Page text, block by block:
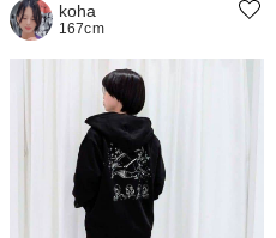
koha
167cm